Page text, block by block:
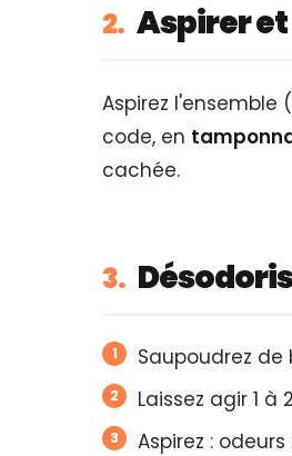
2. Aspirer
Aspirez l'ensemble
code, en
cachée.
3.
Saupoudrez
Laissez agir 1 à
Aspirez :